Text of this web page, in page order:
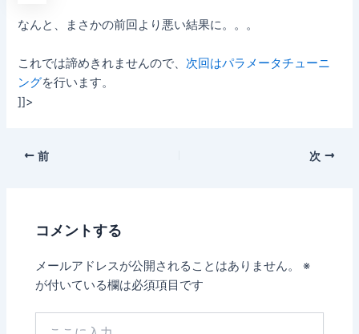
なんと、まさかの前回より悪い結果に。。。
これでは諦めきれませんので、 次回はパラメータチューニ
ングを行います。
]]>
前 次
コメントする
メールアドレスが公開されることはありません。
※
が付いている欄は必須項目です